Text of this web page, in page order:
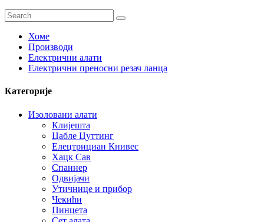
Хоме
Производи
Електрични алати
Електрични преносни резач ланца
Категорије
Изоловани алати
Клијешта
Цабле Цуттинг
Елецтрициан Книвес
Хацк Сав
Спаннер
Одвијачи
Утичнице и прибор
Чекићи
Пинцета